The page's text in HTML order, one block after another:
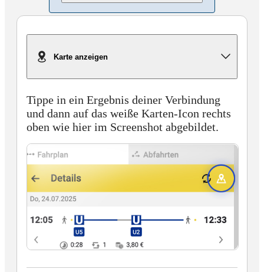
Karte anzeigen
Tippe in ein Ergebnis deiner Verbindung
und dann auf das weiße Karten-Icon rechts
oben wie hier im Screenshot abgebildet.